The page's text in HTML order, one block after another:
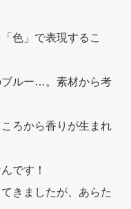
色」で表現するこ
ブルー…。素材から考
ろから香りが生まれ
です！
きましたが、あらた